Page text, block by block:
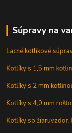
Súpravy na
Lacné kotlíkové
Kotlíky s 1,5 mm
Kotlíky s 2 mm
Kotlíky s 4,0 mm
Kotlíky so žiaruvzdor.